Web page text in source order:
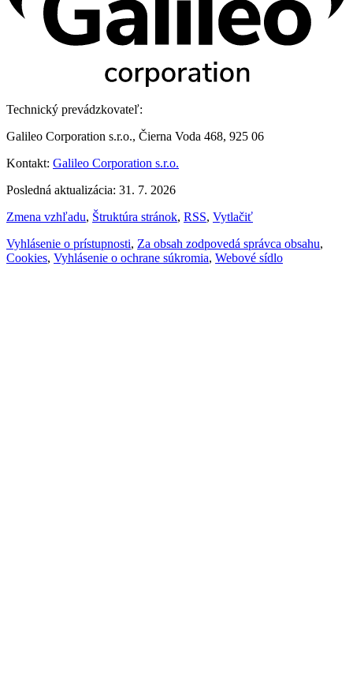
Technický prevádzkovateľ:
Galileo Corporation s.r.o., Čierna Voda 468, 925 06
Kontakt: Galileo Corporation s.r.o.
Posledná aktualizácia: 31. 7. 2026
Zmena vzhľadu, Štruktúra stránok, RSS, Vytlačiť
Vyhlásenie o prístupnosti, Za obsah zodpovedá správca obsahu,
Cookies, Vyhlásenie o ochrane súkromia, Webové sídlo